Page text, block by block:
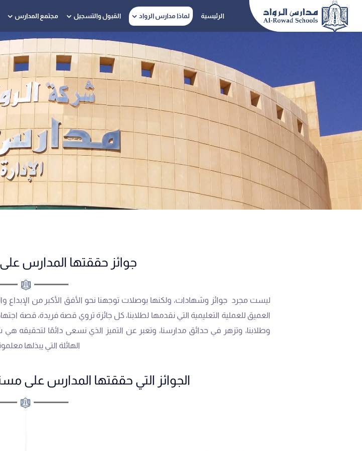
الرئيسية لماذا مدارس الرواد القبول والتسجيل مجتمع المدارس
جوائز حققتها المدارس على‭ ‬مستوى ‬المملكة
ليست مجرد جوائز وشهادات، ولكنها بوصلات توجهنا نحو الأفق الأكبر من الإبداع
العميق للعملية التعليمية التي نقدمها لطلابنا، كل جائزة تروي قصة فريدة، قصة
وطلابنا، وتزهر في حدائق مدارسنا، وتعبر عن التميز الذي نسعى دائمًا لتحقيقه
الهائلة التي يبذلها
الجوائز التي حققتها المدارس ‬على‭ ‬مستوى المملكة وإدارات‭ ‬التعليم